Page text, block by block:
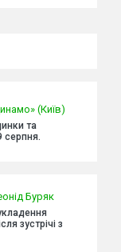
(Київ)
та
серпня.
Буряк
зустрічі з